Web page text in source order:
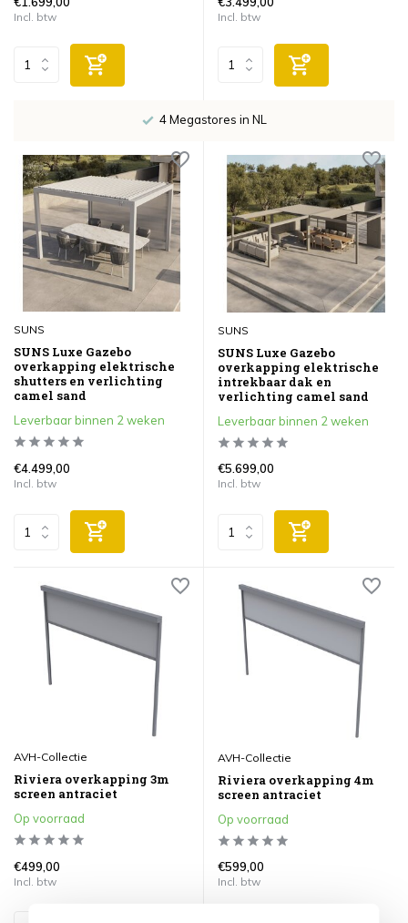
Incl. btw Incl. btw
4 Megastores in NL
SUNS
SUNS Luxe Gazebo
overkapping elektrische
shutters en verlichting
camel sand
Leverbaar binnen 2 weken
€4.499,00
Incl. btw
SUNS
SUNS Luxe Gazebo
overkapping elektrische
intrekbaar dak en
verlichting camel sand
Leverbaar binnen 2 weken
€5.699,00
Incl. btw
AVH-Collectie
Riviera overkapping 3m
screen antraciet
Op voorraad
€499,00
Incl. btw
AVH-Collectie
Riviera overkapping 4m
screen antraciet
Op voorraad
€599,00
Incl. btw